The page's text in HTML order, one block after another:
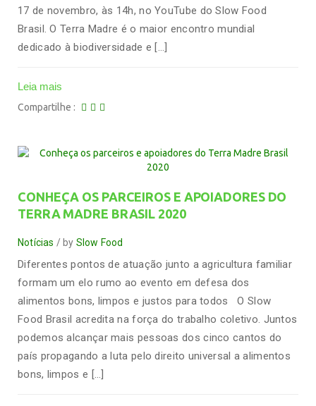
17 de novembro, às 14h, no YouTube do Slow Food
Brasil. O Terra Madre é o maior encontro mundial
dedicado à biodiversidade e […]
Leia mais
Compartilhe
CONHEÇA OS PARCEIROS E APOIADORES DO
TERRA MADRE BRASIL 2020
Notícias by Slow Food
Diferentes pontos de atuação junto a agricultura familiar
formam um elo rumo ao evento em defesa dos
alimentos bons, limpos e justos para todos O Slow
Food Brasil acredita na força do trabalho coletivo. Juntos
podemos alcançar mais pessoas dos cinco cantos do
país propagando a luta pelo direito universal a alimentos
bons, limpos e […]